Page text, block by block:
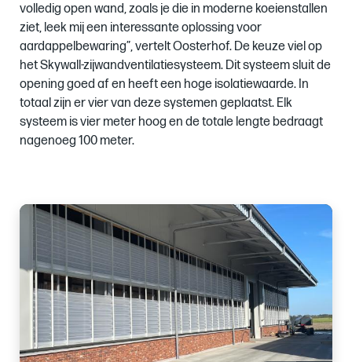
volledig open wand, zoals je die in moderne koeienstallen
ziet, leek mij een interessante oplossing voor
aardappelbewaring”, vertelt Oosterhof. De keuze viel op
het Skywall-zijwandventilatiesysteem. Dit systeem sluit de
opening goed af en heeft een hoge isolatiewaarde. In
totaal zijn er vier van deze systemen geplaatst. Elk
systeem is vier meter hoog en de totale lengte bedraagt
nagenoeg 100 meter.
Images
of